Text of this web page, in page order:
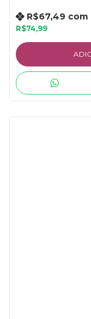
R$74,99
R$67,49 com